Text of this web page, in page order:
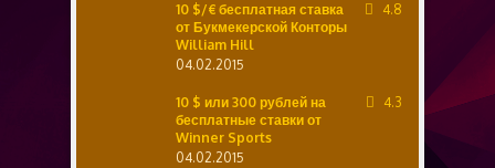
10 $/€ бесплатная ставка
от Букмекерской Конторы
William Hill
04.02.2015
4.8
10 $ или 300 рублей на
бесплатные ставки от
Winner Sports
04.02.2015
4.3